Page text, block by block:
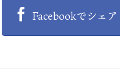
Facebookでシェア